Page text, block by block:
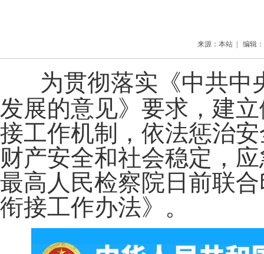
来源：本站 | 编辑
为贯彻落实《中共中
发展的意见》要求，建
接工作机制，依法惩治
财产安全和社会稳定，
最高人民检察院日前联
衔接工作办法》。